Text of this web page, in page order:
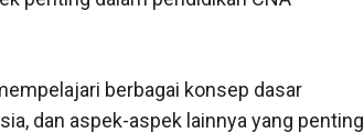
berbagai konsep dasar
dan aspek-aspek lainnya yang penting